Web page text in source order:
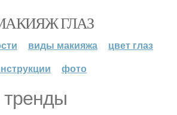
ГЛАЗ
виды макияжа
цвет глаз
фото